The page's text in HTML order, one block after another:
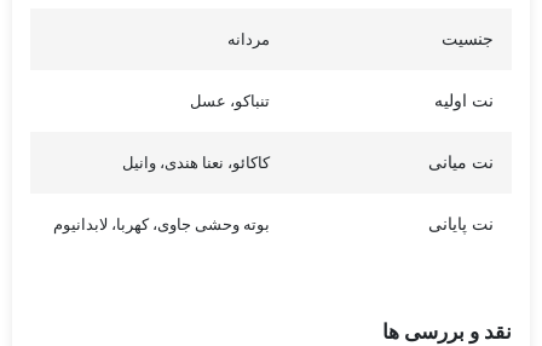
جنسیت مردانه
نت اولیه تنباکو، عسل
نت میانی کاکائو، نعنا هندی، وانیل
نت پایانی بوته وحشی جاوی، کهربا، لابدانیوم
نقد و بررسی ها